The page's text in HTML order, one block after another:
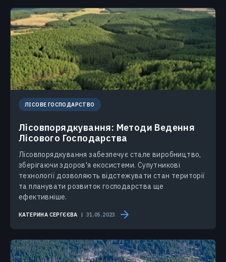
ЛІСОВЕ ГОСПОДАРСТВО
Лісовпорядкування: Методи Ведення
Лісового Господарства
Лісовпорядкування забезпечує стале виробництво,
зберігаючи здоров'я екосистеми. Супутникові
технології дозволяють відстежувати стан території
та планувати розвиток господарства ще
ефективніше.
КАТЕРИНА СЕРГЄЄВА 31.05.2023